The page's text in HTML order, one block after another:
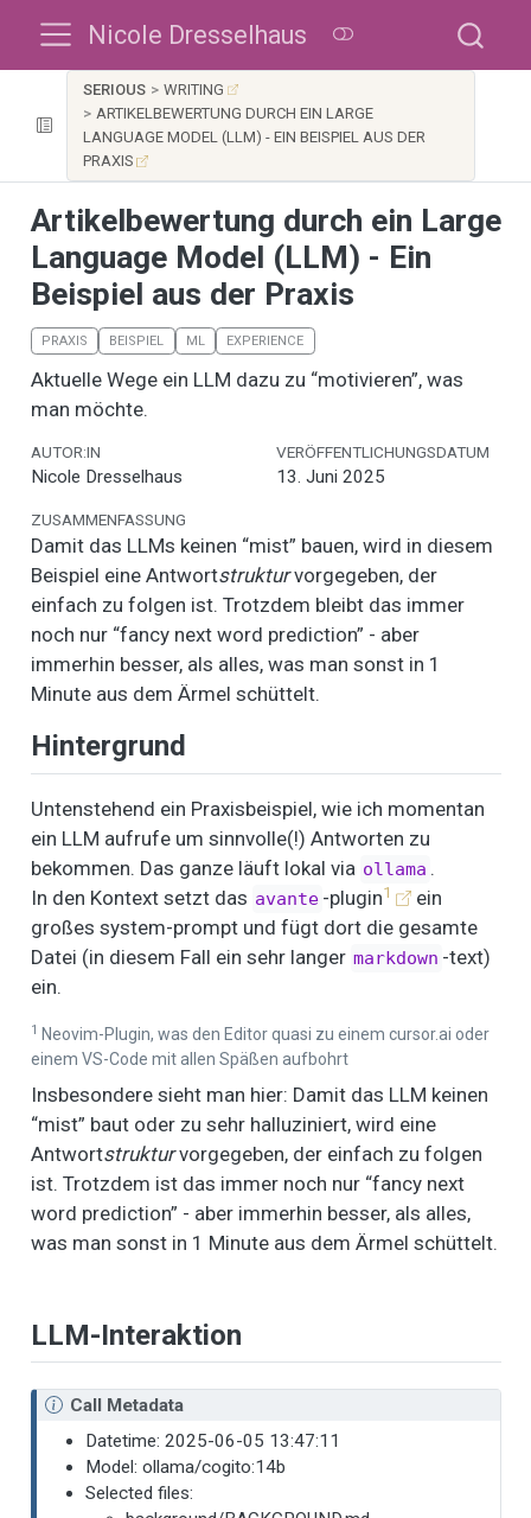
Nicole Dresselhaus
SERIOUS
WRITING
ARTIKELBEWERTUNG DURCH EIN LARGE
LANGUAGE MODEL (LLM) - EIN BEISPIEL AUS DER
PRAXIS
Artikelbewertung durch ein Large
Language Model (LLM) - Ein
Beispiel aus der Praxis
PRAXIS BEISPIEL ML EXPERIENCE
Aktuelle Wege ein LLM dazu zu “motivieren”, was
man möchte.
AUTOR:IN
Nicole Dresselhaus
VERÖFFENTLICHUNGSDATUM
13. Juni 2025
ZUSAMMENFASSUNG
Damit das LLMs keinen “mist” bauen, wird in diesem
Beispiel eine Antwortstrukturvorgegeben, der
einfach zu folgen ist. Trotzdem bleibt das immer
noch nur “fancy next word prediction” - aber
immerhin besser, als alles, was man sonst in 1
Minute aus dem Ärmel schüttelt.
Hintergrund
Untenstehend ein Praxisbeispiel, wie ich momentan
ein LLM aufrufe um sinnvolle(!) Antworten zu
bekommen. Das ganze läuft lokal via ollama .
In den Kontext setzt das avante -plugin1
ein
großes system-prompt und fügt dort die gesamte
Datei (in diesem Fall ein sehr langer markdown -text)
ein.
1 Neovim-Plugin, was den Editor quasi zu einem cursor.ai oder
einem VS-Code mit allen Späßen aufbohrt
Insbesondere sieht man hier: Damit das LLM keinen
“mist” baut oder zu sehr halluziniert, wird eine
Antwortstrukturvorgegeben, der einfach zu folgen
ist. Trotzdem ist das immer noch nur “fancy next
word prediction” - aber immerhin besser, als alles,
was man sonst in 1 Minute aus dem Ärmel schüttelt.
LLM-Interaktion
Call Metadata
Datetime: 2025-06-05 13:47:11
Model: ollama/cogito:14b
Selected files: